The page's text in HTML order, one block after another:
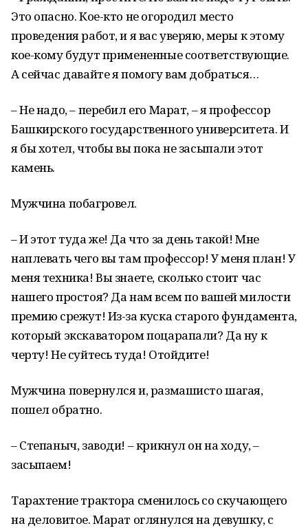
Это опасно. Кое-кто не огородил место
проведения работ, и я вас уверяю, меры к этому
кое-кому будут примененные соответствующие.
А сейчас давайте я помогу вам добраться…
– Не надо, – перебил его Марат, – я профессор
Башкирского государственного университета. И
я бы хотел, чтобы вы пока не засыпали этот
камень.
Мужчина побагровел.
– И этот туда же! Да что за день такой! Мне
наплевать чего вы там профессор! У меня план! У
меня техника! Вы знаете, сколько стоит час
нашего простоя? Да нам всем по вашей милости
премию срежут! Из-за куска старого фундамента,
который экскаватором поцарапали? Да ну к
черту! Не суйтесь туда! Отойдите!
Мужчина повернулся и, размашисто шагая,
пошел обратно.
– Степаныч, заводи! – крикнул он на ходу, –
засыпаем!
Тарахтение трактора сменилось со скучающего
на деловитое. Марат оглянулся на девушку, с